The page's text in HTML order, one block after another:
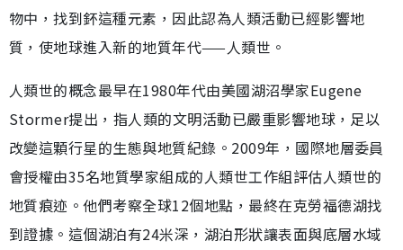
物中，找到鈈這種元素，因此認為人類活動已經影響地
質，使地球進入新的地質年代——人類世。
人類世的概念最早在1980年代由美國湖沼學家Eugene
Stormer提出，指人類的文明活動已嚴重影響地球，足以
改變這顆行星的生態與地質紀錄。2009年，國際地層委員
會授權由35名地質學家組成的人類世工作組評估人類世的
地質痕迹。他們考察全球12個地點，最終在克勞福德湖找
到證據。這個湖泊有24米深，湖泊形狀讓表面與底層水域